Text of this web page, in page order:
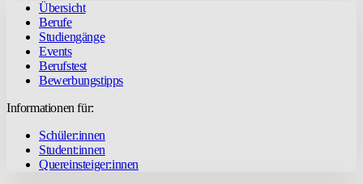
Übersicht
Berufe
Studiengänge
Events
Berufstest
Bewerbungstipps
Informationen für:
Schüler:innen
Student:innen
Quereinsteiger:innen